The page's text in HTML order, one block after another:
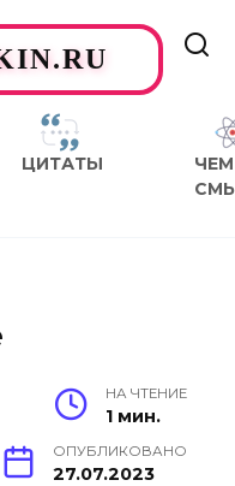
ЦИТАТЫ
ЧЕМ
НА ЧТЕНИЕ
1 мин.
ОПУБЛИКОВАНО
27.07.2023